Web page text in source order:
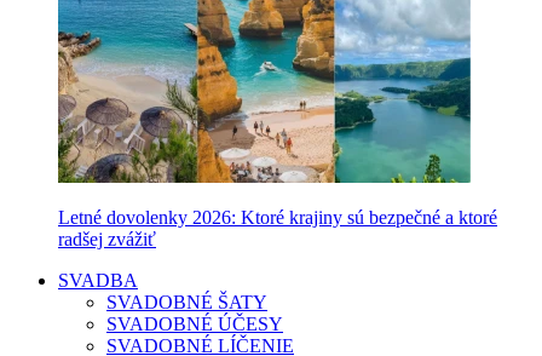
Letné dovolenky 2026: Ktoré krajiny sú bezpečné a ktoré
radšej zvážiť
SVADBA
SVADOBNÉ ŠATY
SVADOBNÉ ÚČESY
SVADOBNÉ LÍČENIE